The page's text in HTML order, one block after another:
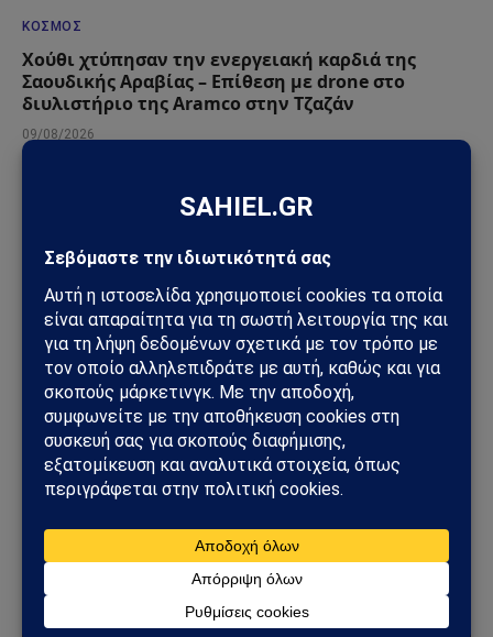
ΚΌΣΜΟΣ
Χούθι χτύπησαν την ενεργειακή καρδιά της
Σαουδικής Αραβίας – Επίθεση με drone στο
διυλιστήριο της Aramco στην Τζαζάν
09/08/2026
Στενά του Ορμούζ: Το μεγάλο όπλο στρατηγικής
ισχύος του Ιράν – Οι 6 όροι που θέτει η Τεχεράνη
στις ΗΠΑ
09/08/2026